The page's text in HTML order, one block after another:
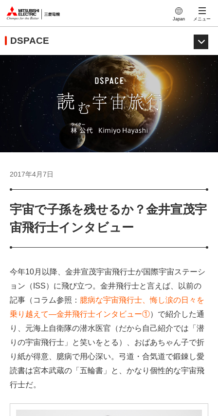
Japan メニュー
DSPACE
2017年4月7日
宇宙で子孫を残せるか？金井宣茂宇
宙飛行士インタビュー
今年10月以降、金井宣茂宇宙飛行士が国際宇宙ステーシ
ョン（ISS）に飛び立つ。金井飛行士と言えば、以前の
記事（コラム参照： 臆病な宇宙飛行士、悔し涙の日々を
乗り越えて—金井飛行士インタビュー①）で紹介した通
り、元海上自衛隊の潜水医官（だから自己紹介では「潜
りの宇宙飛行士」と笑いをとる）、おばあちゃん子で折
り紙が得意、臆病で用心深い。弓道・合気道で鍛錬し愛
読書は宮本武蔵の「五輪書」と、かなり個性的な宇宙飛
行士だ。